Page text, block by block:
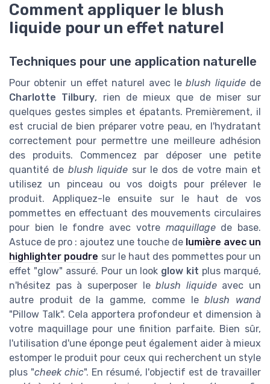
Comment appliquer le blush
liquide pour un effet naturel
Techniques pour une application naturelle
Pour obtenir un effet naturel avec leblush liquidede
Charlotte Tilbury, rien de mieux que de miser sur
quelques gestes simples et épatants. Premièrement, il
est crucial de bien préparer votre peau, en l'hydratant
correctement pour permettre une meilleure adhésion
des produits. Commencez par déposer une petite
quantité de blush liquide sur le dos de votre main et
utilisez un pinceau ou vos doigts pour prélever le
produit. Appliquez-le ensuite sur le haut de vos
pommettes en effectuant des mouvements circulaires
pour bien le fondre avec votre maquillagede base.
Astuce de pro : ajoutez une touche de lumière avec un
highlighter poudre sur le haut des pommettes pour un
effet "glow" assuré. Pour un look glow kit plus marqué,
n'hésitez pas à superposer leblush liquideavec un
autre produit de la gamme, comme leblush wand
"Pillow Talk". Cela apportera profondeur et dimension à
votre maquillage pour une finition parfaite. Bien sûr,
l'utilisation d'une éponge peut également aider à mieux
estomper le produit pour ceux qui recherchent un style
plus "cheek chic". En résumé, l'objectif est de travailler